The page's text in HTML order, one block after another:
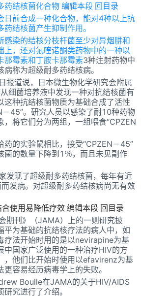
药结核菌化合物 编辑本段 回目录
日前合成一种化合物，能对4种以上抗
结核菌产生抑制作用。
感染的结核分枝杆菌至少对异烟肼和
上，还对氟喹诺酮类药物中的一种以
那霉素和丁胺卡那霉素3种注射药物中
称为超级耐多药结核病。
报道说，日本微生物化学研究会附属
细菌培养液中发现一种对抗结核菌有
这种抗结核菌物质为基础合成了活性
－45”。研究人员以感染了耐10种药物
，将它们分为两组，一组喂食“CPZEN
药的实验鼠相比，接受“CPZEN－45”
菌的数量下降到1％，而且未见副作
发现了超级耐多药结核菌，每年有近
发病。对超级耐多药结核病尚无有效
使用易降低疗效 编辑本段 回目录
期刊》（JAMA）上的一则研究披
平为基础的抗结核疗法的病人中，如
疗法开始时用的是以nevirapine为基
中国家广泛使用的一种治疗HIV的方
，他们比开始时使用以efavirenz为基
容易经历病毒学上的失败。
Boulle在JAMA的关于HIV/AIDS
究进行了介绍。